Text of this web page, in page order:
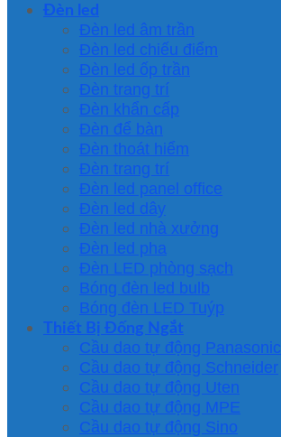
Đèn led
Đèn led âm trần
Đèn led chiếu điểm
Đèn led ốp trần
Đèn trang trí
Đèn khẩn cấp
Đèn để bàn
Đèn thoát hiểm
Đèn trang trí
Đèn led panel office
Đèn led dây
Đèn led nhà xưởng
Đèn led pha
Đèn LED phòng sạch
Bóng đèn led bulb
Bóng đèn LED Tuýp
Thiết Bị Đống Ngắt
Cầu dao tự động Panasonic
Cầu dao tự động Schneider
Cầu dao tự động Uten
Cầu dao tự động MPE
Cầu dao tự động Sino